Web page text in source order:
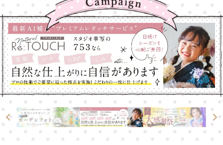
大宮店
大宮店